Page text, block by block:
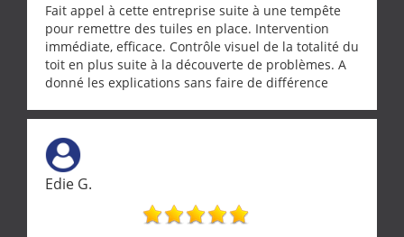
Fait appel à cette entreprise suite à une tempête
pour remettre des tuiles en place. Intervention
immédiate, efficace. Contrôle visuel de la totalité du
toit en plus suite à la découverte de problèmes. A
donné les explications sans faire de différence
Edie G.